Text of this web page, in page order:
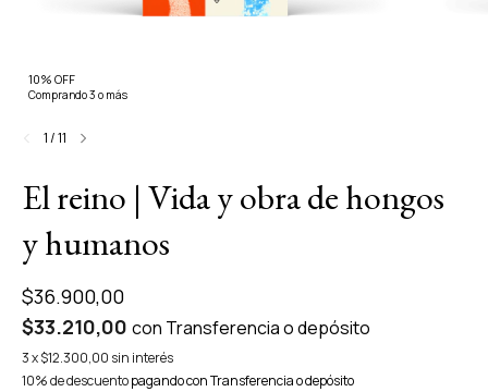
10% OFF
Comprando 3 o más
1/11
El reino | Vida y obra de hongos
y humanos
$36.900,00
$33.210,00 con Transferencia o depósito
3x$12.300,00 sin interés
10% de descuentopagando con Transferencia o depósito